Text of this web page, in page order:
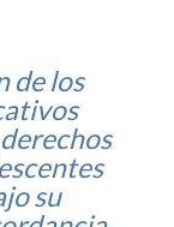
de los
su